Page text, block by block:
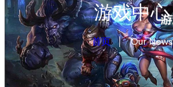
游戏中心
首页 Our News